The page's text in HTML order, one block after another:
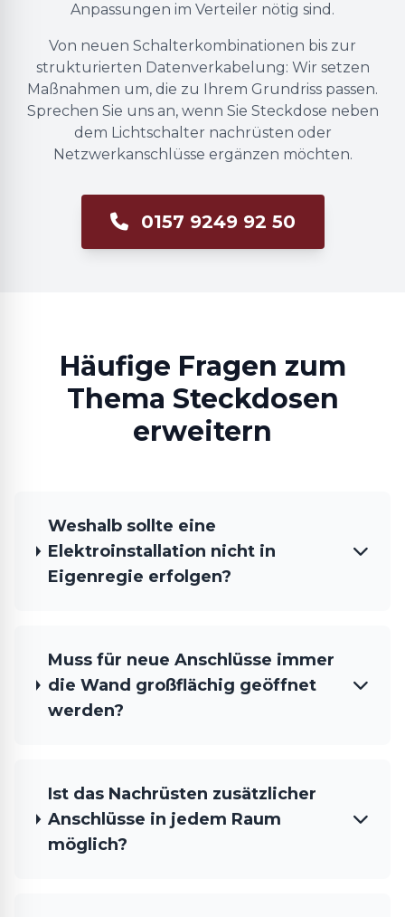
Anpassungen im Verteiler nötig sind.
Von neuen Schalterkombinationen bis zur
strukturierten Datenverkabelung: Wir setzen
Maßnahmen um, die zu Ihrem Grundriss passen.
Sprechen Sie uns an, wenn Sie Steckdose neben
dem Lichtschalter nachrüsten oder
Netzwerkanschlüsse ergänzen möchten.
0157 9249 92 50
Häufige Fragen zum
Thema Steckdosen
erweitern
Weshalb sollte eine
Elektroinstallation nicht in
Eigenregie erfolgen?
Muss für neue Anschlüsse immer
die Wand großflächig geöffnet
werden?
Ist das Nachrüsten zusätzlicher
Anschlüsse in jedem Raum
möglich?